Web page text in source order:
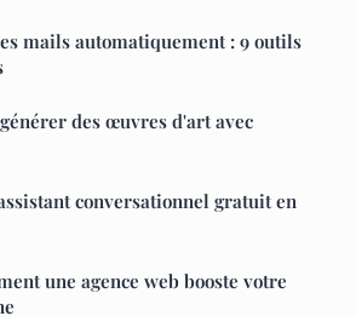
mails automatiquement : 9 outils
des œuvres d'art avec
conversationnel gratuit en
une agence web booste votre